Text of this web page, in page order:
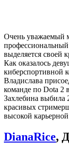
Очень уважаемый
выделяется своей
Как оказалось
киберспортивной
Владислава
команде по Dota 2
Захлебина выбила
красивых
высокой
DianaRice,